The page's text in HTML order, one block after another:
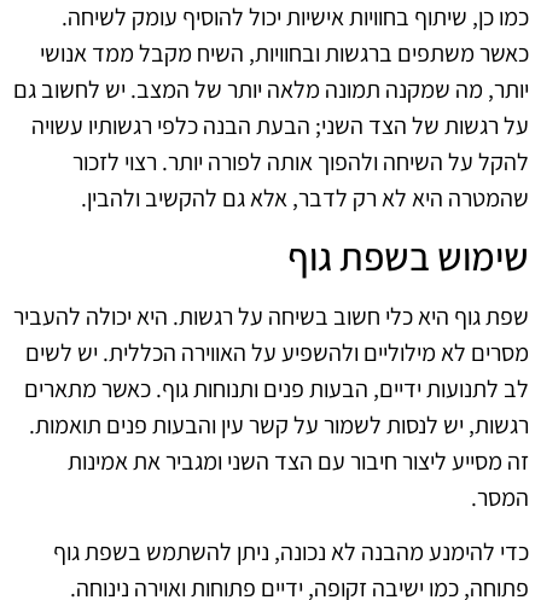
כמו כן, שיתוף בחוויות אישיות יכול להוסיף עומק לשיחה.
כאשר משתפים ברגשות ובחוויות, השיח מקבל ממד אנושי
יותר, מה שמקנה תמונה מלאה יותר של המצב. יש לחשוב גם
על רגשות של הצד השני; הבעת הבנה כלפי רגשותיו עשויה
להקל על השיחה ולהפוך אותה לפורה יותר. רצוי לזכור
שהמטרה היא לא רק לדבר, אלא גם להקשיב ולהבין.
שימוש בשפת גוף
שפת גוף היא כלי חשוב בשיחה על רגשות. היא יכולה להעביר
מסרים לא מילוליים ולהשפיע על האווירה הכללית. יש לשים
לב לתנועות ידיים, הבעות פנים ותנוחות גוף. כאשר מתארים
רגשות, יש לנסות לשמור על קשר עין והבעות פנים תואמות.
זה מסייע ליצור חיבור עם הצד השני ומגביר את אמינות
המסר.
כדי להימנע מהבנה לא נכונה, ניתן להשתמש בשפת גוף
פתוחה, כמו ישיבה זקופה, ידיים פתוחות ואוירה נינוחה.